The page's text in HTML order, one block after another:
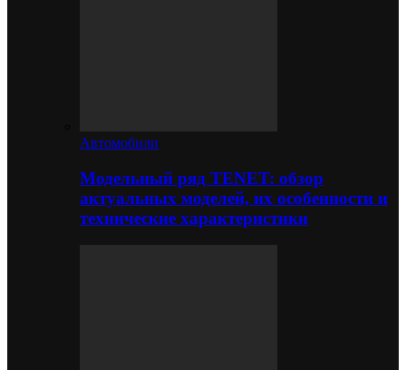
Автомобили
Модельный ряд TENET: обзор
актуальных моделей, их особенности и
технические характеристики